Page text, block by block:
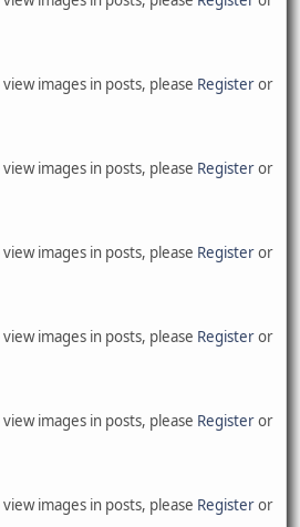
images in posts, please Registeror
images in posts, please Registeror
images in posts, please Registeror
images in posts, please Registeror
images in posts, please Registeror
images in posts, please Registeror